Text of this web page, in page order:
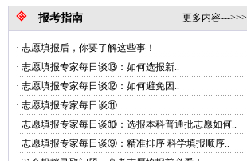
报考指南 更多内容--->>>
· 志愿填报后，你要了解这些事！
· 志愿填报专家每日谈⑬：如何选报新..
· 志愿填报专家每日谈⑫：如何避免因..
· 志愿填报专家每日谈‌⑪..
· 志愿填报专家每日谈⑩：选报本科普通批志愿如何..
· 志愿填报专家每日谈⑨：精准排序 科学填报顺序..